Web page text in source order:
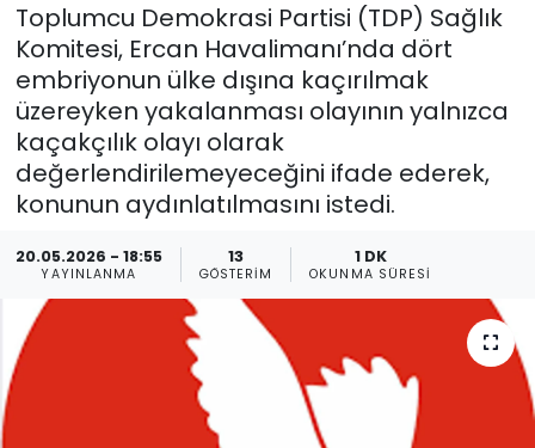
Toplumcu Demokrasi Partisi (TDP) Sağlık
Komitesi, Ercan Havalimanı’nda dört
embriyonun ülke dışına kaçırılmak
üzereyken yakalanması olayının yalnızca
kaçakçılık olayı olarak
değerlendirilemeyeceğini ifade ederek,
konunun aydınlatılmasını istedi.
20.05.2026 - 18:55
YAYINLANMA
13
GÖSTERIM
1 DK
OKUNMA SÜRESI
GEZİ
Güncel
Gündem
KKTC
KKTC YEREL SEÇİM 2018
Kültür Sanat